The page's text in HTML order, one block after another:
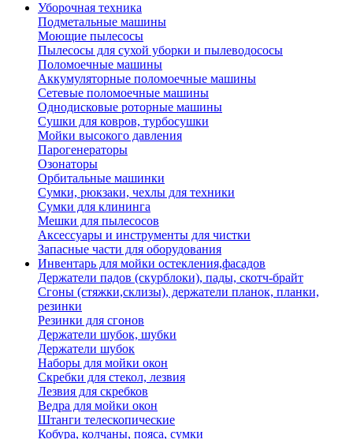
Уборочная техника
Подметальные машины
Моющие пылесосы
Пылесосы для сухой уборки и пылеводососы
Поломоечные машины
Аккумуляторные поломоечные машины
Сетевые поломоечные машины
Однодисковые роторные машины
Сушки для ковров, турбосушки
Мойки высокого давления
Парогенераторы
Озонаторы
Орбитальные машинки
Сумки, рюкзаки, чехлы для техники
Сумки для клининга
Мешки для пылесосов
Аксессуары и инструменты для чистки
Запасные части для оборудования
Инвентарь для мойки остекления,фасадов
Держатели падов (скурблоки), пады, скотч-брайт
Сгоны (стяжки,склизы), держатели планок, планки,
резинки
Резинки для сгонов
Держатели шубок, шубки
Держатели шубок
Наборы для мойки окон
Скребки для стекол, лезвия
Лезвия для скребков
Ведра для мойки окон
Штанги телескопические
Кобура, колчаны, пояса, сумки